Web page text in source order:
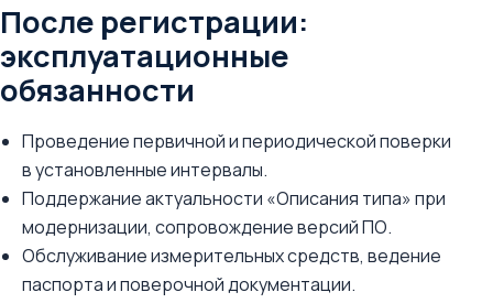
После регистрации:
эксплуатационные
обязанности
Проведение первичной и периодической поверки
в установленные интервалы.
Поддержание актуальности «Описания типа» при
модернизации, сопровождение версий ПО.
Обслуживание измерительных средств, ведение
паспорта и поверочной документации.